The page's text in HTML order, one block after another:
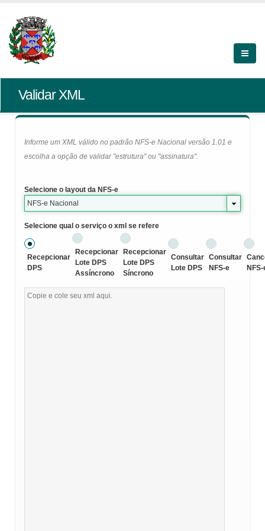
Validar XML
Informe um XML válido no padrão NFS-e Nacional versão 1.01 e
escolha a opção de validar "estrutura" ou "assinatura".
Selecione o layout da NFS-e
NFS-e Nacional
Selecione qual o serviço o xml se refere
Recepcionar
DPS
Recepcionar
Lote DPS
Assíncrono
Recepcionar
Lote DPS
Síncrono
Consultar
Lote DPS
Consultar
NFS-e
NFS-